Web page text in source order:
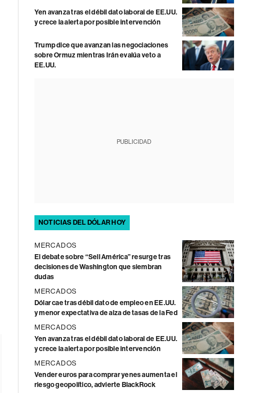
Yen avanza tras el débil dato laboral de EE.UU.
y crece la alerta por posible intervención
Trump dice que avanzan las negociaciones
sobre Ormuz mientras Irán evalúa veto a
EE.UU.
PUBLICIDAD
NOTICIAS DEL DÓLAR HOY
MERCADOS
El debate sobre “Sell América” resurge tras
decisiones de Washington que siembran
dudas
MERCADOS
Dólar cae tras débil dato de empleo en EE.UU.
y menor expectativa de alza de tasas de la Fed
MERCADOS
Yen avanza tras el débil dato laboral de EE.UU.
y crece la alerta por posible intervención
MERCADOS
Vender euros para comprar yenes aumenta el
riesgo geopolítico, advierte BlackRock